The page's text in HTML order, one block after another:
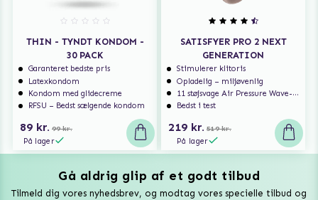
THIN - TYNDT KONDOM -
30 PACK
Garanteret bedste pris
Latexkondom
Kondom med glidecreme
RFSU – Bedst sælgende kondom
89 kr. 99 kr.
På lager
SATISFYER PRO 2 NEXT
GENERATION
Stimulerer klitoris
Opladelig – miljøvenlig
11 støjsvage Air Pressure Wave-programmer
Bedst i test
219 kr. 519 kr.
På lager
Gå aldrig glip af et godt tilbud
Tilmeld dig vores nyhedsbrev, og modtag vores specielle tilbud og
Vuxen Magazine